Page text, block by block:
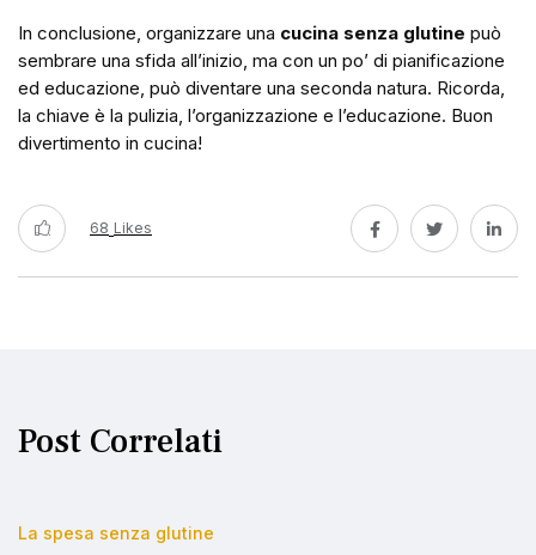
In conclusione, organizzare una cucina senza glutine può
sembrare una sfida all’inizio, ma con un po’ di pianificazione
ed educazione, può diventare una seconda natura. Ricorda,
la chiave è la pulizia, l’organizzazione e l’educazione. Buon
divertimento in cucina!
68 Likes
Post Correlati
La spesa senza glutine